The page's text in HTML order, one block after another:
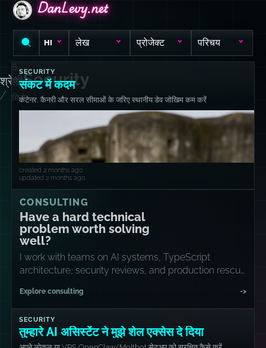
DanLevy.net
DanLevy.net
DanLevy.net
HI लेख प्रोजेक्ट परिचय
श्रेणी
/
Security
5
लेख
मिले
SECURITY
संकट में कदम
कंटेनर, कैनरी और सरल सीमाओं के जरिए स्थानीय डेव जोखिम कम करें
created 2 months ago
updated 2 months ago
CONSULTING
Have a hard technical
problem worth solving
well?
I work with teams on AI systems, TypeScript
architecture, security reviews, and production rescue
Explore consulting ->
SECURITY
तुम्हारे AI असिस्टेंट ने मुझे शेल एक्सेस दे दिया